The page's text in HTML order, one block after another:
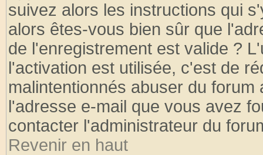
suivez alors les instructions qui
alors êtes-vous bien sûr que
de l'enregistrement est valide ?
l'activation est utilisée, c'est de
malintentionnés abuser du
l'adresse e-mail que vous avez
contacter l'administrateur du
Revenir en haut